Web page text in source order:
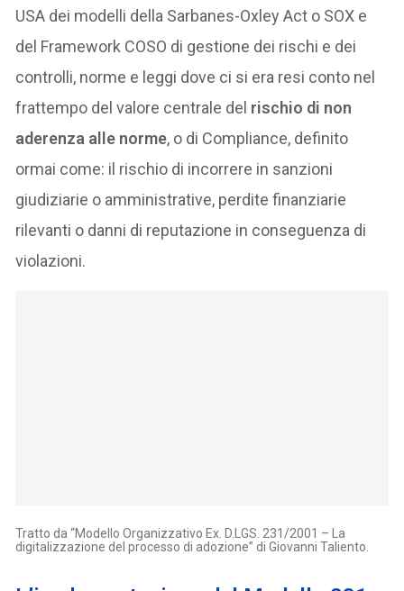
USA dei modelli della Sarbanes-Oxley Act o SOX e
del Framework COSO di gestione dei rischi e dei
controlli, norme e leggi dove ci si era resi conto nel
frattempo del valore centrale del rischio di non
aderenza alle norme, o di Compliance, definito
ormai come: il rischio di incorrere in sanzioni
giudiziarie o amministrative, perdite finanziarie
rilevanti o danni di reputazione in conseguenza di
violazioni.
Tratto da “Modello Organizzativo Ex. D.LGS. 231/2001 – La
digitalizzazione del processo di adozione” di Giovanni Taliento.